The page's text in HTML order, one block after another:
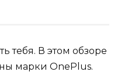
тебя. В этом обзоре
марки OnePlus.